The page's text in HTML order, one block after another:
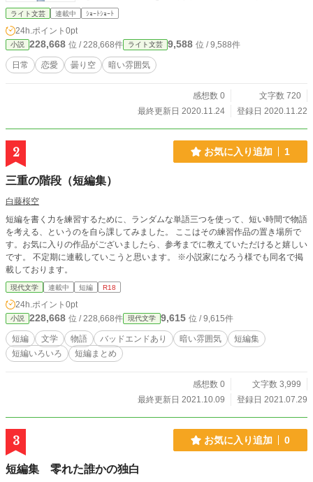
ライト文芸 連載中 ｼｮｰﾄｼｮｰﾄ
24h.ポイント 0pt
小説 228,668 位 / 228,668件 ライト文芸 9,588 位 / 9,588件
日常 恋愛 曇り空 暗い雰囲気
感想数 0
文字数 720
最終更新日 2020.11.24
登録日 2020.11.22
2 お気に入り追加 1
三重の階段（短編集）
白藤桜空
短編を書く力を練習するために、ランダムな単語三つを使って、短い時間で物語
を考える、というのを自ら課してみました。 ここはその練習作品の置き場所で
す。お気に入りの作品がございましたら、参考までに教えていただけると嬉しい
です。 不定期に連載していこうと思います。 ※小説家になろう様でも同名で掲
載しております。
現代文学 連載中 短編 R18
24h.ポイント 0pt
小説 228,668 位 / 228,668件 現代文学 9,615 位 / 9,615件
短編 文学 物語 バッドエンドあり 暗い雰囲気
短編集
短編いろいろ
短編まとめ
感想数 0
文字数 3,999
最終更新日 2021.10.09
登録日 2021.07.29
3 お気に入り追加 0
短編集 零れた誰かの独白